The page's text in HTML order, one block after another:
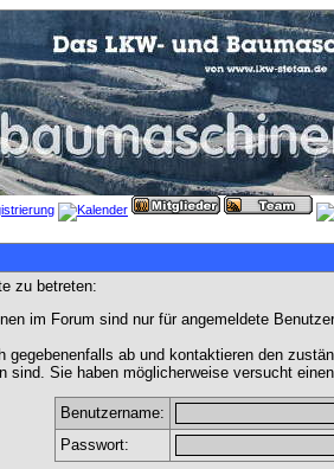
zu betreten:
im Forum sind nur für angemeldete
ab und kontaktieren den
Sie haben möglicherweise versucht
Benutzername:
Passwort: